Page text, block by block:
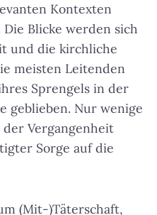
Kontexten
Die Blicke werden sich
und die kirchliche
meisten Leitenden
Sprengels in der
geblieben. Nur wenige
Vergangenheit
Sorge auf die
(Mit-)Täterschaft,